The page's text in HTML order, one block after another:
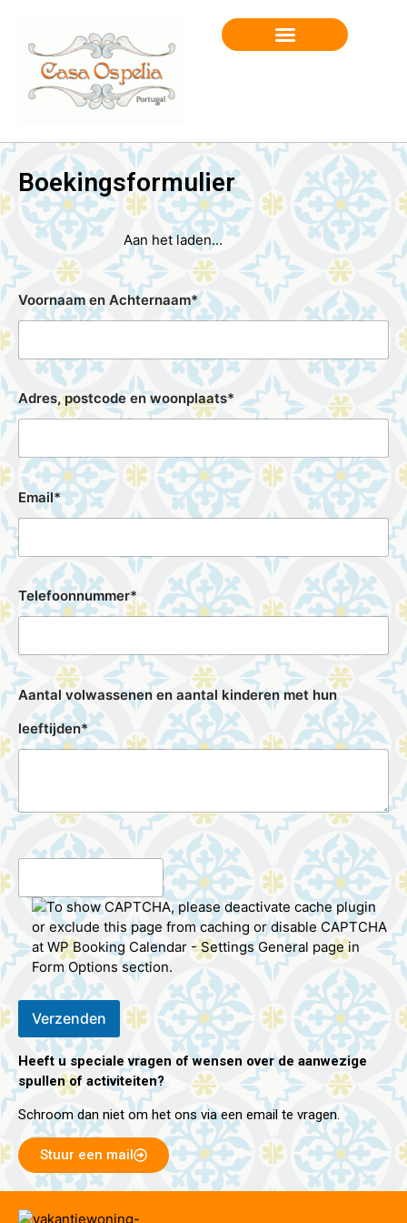
Boekingsformulier
Aan het laden...
Voornaam en Achternaam*
Adres, postcode en woonplaats*
Email*
Telefoonnummer*
Aantal volwassenen en aantal kinderen met hun
leeftijden*
Heeft u speciale vragen of wensen over de aanwezige
spullen of activiteiten?
Schroom dan niet om het ons via een email te vragen.
Stuur een mail